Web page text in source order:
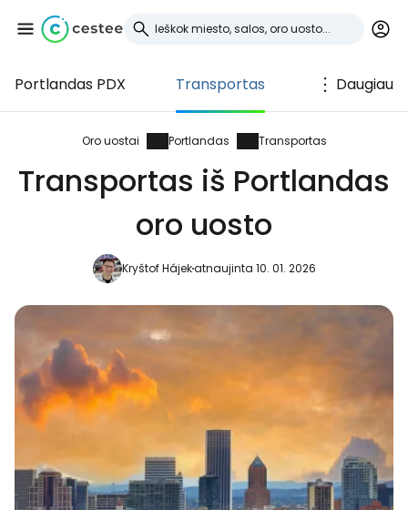
Portlandas PDX Transportas Daugiau
Oro uostai Portlandas Transportas
Transportas iš Portlandas
oro uosto
Kryštof Hájekatnaujinta 10. 01. 2026
Prisijunkite prie
Cestee
... pasaulinė kelionių bendruomenė
Tęsti su Facebook
Tęsti el. paštu